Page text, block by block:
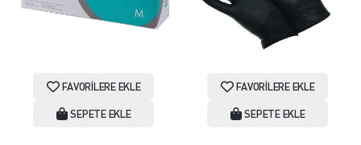
FAVORILERE EKLE
SEPETE EKLE
FAVORILERE EKLE
SEPETE EKLE